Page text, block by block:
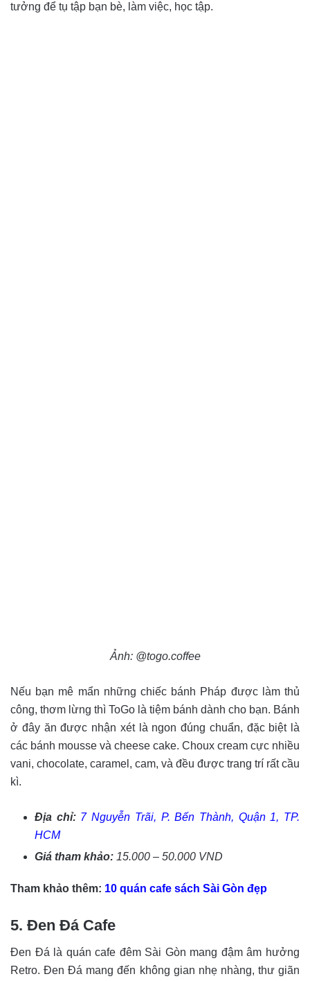
tưởng để tụ tập bạn bè, làm việc, học tập.
Ảnh: @togo.coffee
Nếu bạn mê mẩn những chiếc bánh Pháp được làm thủ
công, thơm lừng thì ToGo là tiệm bánh dành cho bạn. Bánh
ở đây ăn được nhận xét là ngon đúng chuẩn, đặc biệt là
các bánh mousse và cheese cake. Choux cream cực nhiều
vani, chocolate, caramel, cam, và đều được trang trí rất cầu
kì.
Địa chỉ: 7 Nguyễn Trãi, P. Bến Thành, Quận 1, TP.
HCM
Giá tham khảo: 15.000 – 50.000 VND
Tham khảo thêm: 10 quán cafe sách Sài Gòn đẹp
5. Đen Đá Cafe
Đen Đá là quán cafe đêm Sài Gòn mang đậm âm hưởng
Retro. Đen Đá mang đến không gian nhẹ nhàng, thư giãn